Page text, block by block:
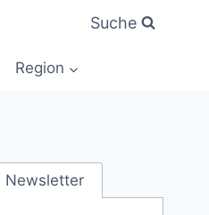
Suche
Region
Newsletter